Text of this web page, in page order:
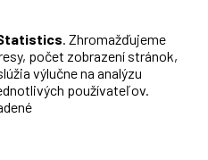
. Zhromažďujeme
počet zobrazení stránok,
výlučne na analýzu
používateľov.